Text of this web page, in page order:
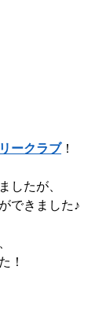
ークラブ！
したが、
できました♪
！